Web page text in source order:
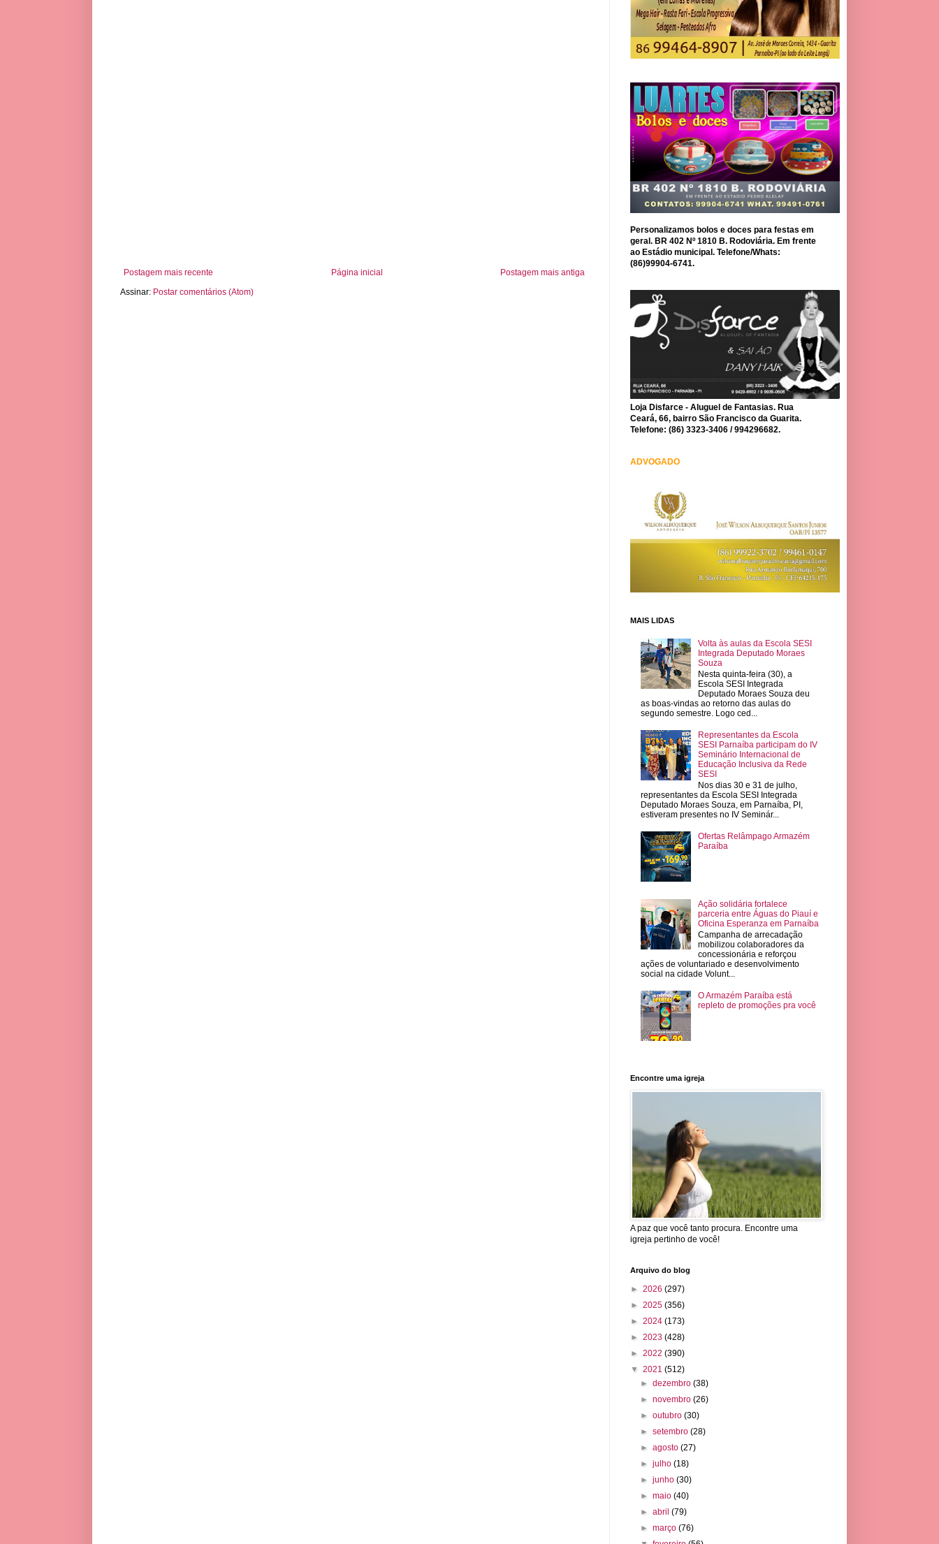
Postagem mais recente Postagem mais antiga
Página inicial
Assinar: Postar comentários (Atom)
Personalizamos bolos e doces para festas em
geral. BR 402 Nº 1810 B. Rodoviária. Em frente
ao Estádio municipal. Telefone/Whats:
(86)99904-6741.
Loja Disfarce - Aluguel de Fantasias. Rua
Ceará, 66, bairro São Francisco da Guarita.
Telefone: (86) 3323-3406 / 994296682.
ADVOGADO
MAIS LIDAS
Volta às aulas da Escola SESI
Integrada Deputado Moraes
Souza
Nesta quinta-feira (30), a
Escola SESI Integrada
Deputado Moraes Souza deu
as boas-vindas ao retorno das aulas do
segundo semestre. Logo ced...
Representantes da Escola
SESI Parnaíba participam do IV
Seminário Internacional de
Educação Inclusiva da Rede
SESI
Nos dias 30 e 31 de julho,
representantes da Escola SESI Integrada
Deputado Moraes Souza, em Parnaíba, PI,
estiveram presentes no IV Seminár...
Ofertas Relâmpago Armazém
Paraíba
Ação solidária fortalece
parceria entre Águas do Piauí e
Oficina Esperanza em Parnaíba
Campanha de arrecadação
mobilizou colaboradores da
concessionária e reforçou
ações de voluntariado e desenvolvimento
social na cidade Volunt...
O Armazém Paraíba está
repleto de promoções pra você
Encontre uma igreja
A paz que você tanto procura. Encontre uma
igreja pertinho de você!
Arquivo do blog
► 2026 (297)
► 2025 (356)
► 2024 (173)
► 2023 (428)
► 2022 (390)
▼ 2021 (512)
►dezembro(38)
►novembro(26)
►outubro(30)
►setembro(28)
►agosto(27)
►julho(18)
►junho(30)
►maio(40)
►abril(79)
►março(76)